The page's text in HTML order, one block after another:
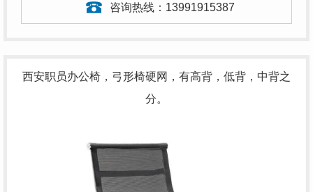
咨询热线： 13991915387
西安职员办公椅，弓形椅硬网，有高背，低背，中背之
分。